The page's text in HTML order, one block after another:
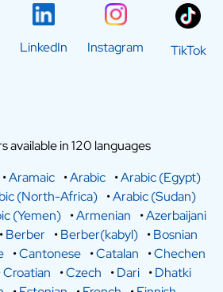
LinkedIn Instagram TikTok
available in 120 languages
•Aramaic •Arabic •Arabic (Egypt)
(North-Africa) •Arabic (Sudan)
(Yemen) •Armenian •Azerbaijani
•Berber •Berber(kabyl) •Bosnian
•Cantonese •Catalan •Chechen
Croatian •Czech •Dari •Dhatki